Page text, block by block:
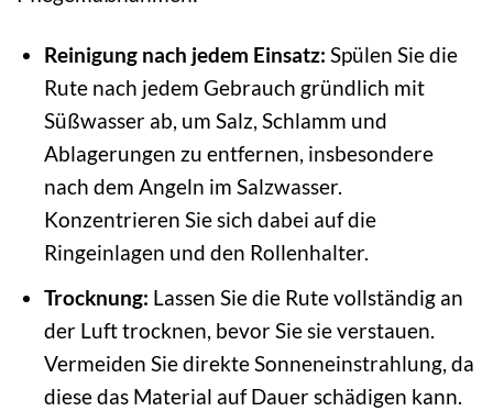
Reinigung nach jedem Einsatz: Spülen Sie die
Rute nach jedem Gebrauch gründlich mit
Süßwasser ab, um Salz, Schlamm und
Ablagerungen zu entfernen, insbesondere
nach dem Angeln im Salzwasser.
Konzentrieren Sie sich dabei auf die
Ringeinlagen und den Rollenhalter.
Trocknung: Lassen Sie die Rute vollständig an
der Luft trocknen, bevor Sie sie verstauen.
Vermeiden Sie direkte Sonneneinstrahlung, da
diese das Material auf Dauer schädigen kann.